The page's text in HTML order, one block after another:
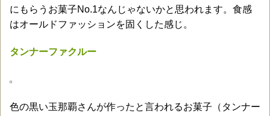
にもらうお菓子No.1なんじゃないかと思われます。食感
はオールドファッションを固くした感じ。
タンナーファクルー
色の黒い玉那覇さんが作ったと言われるお菓子（タンナー